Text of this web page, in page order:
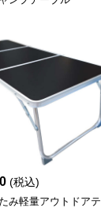
(税込)
み軽量アウトドアテ